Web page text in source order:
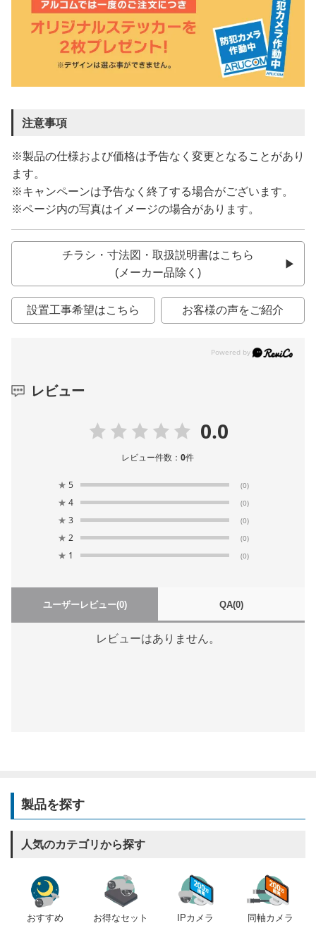
注意事項
※製品の仕様および価格は予告なく変更となることがあり
ます。
※キャンペーンは予告なく終了する場合がございます。
※ページ内の写真はイメージの場合があります。
チラシ・寸法図・取扱説明書はこちら
(メーカー品除く)
設置工事希望はこちら お客様の声をご紹介
レビュー
0.0
レビュー件数：0件
★ 5 (0)
★ 4 (0)
★ 3 (0)
★ 2 (0)
★ 1 (0)
ユーザーレビュー(0) QA(0)
レビューはありません。
製品を探す
人気のカテゴリから探す
おすすめ お得なセット IPカメラ 同軸カメラ